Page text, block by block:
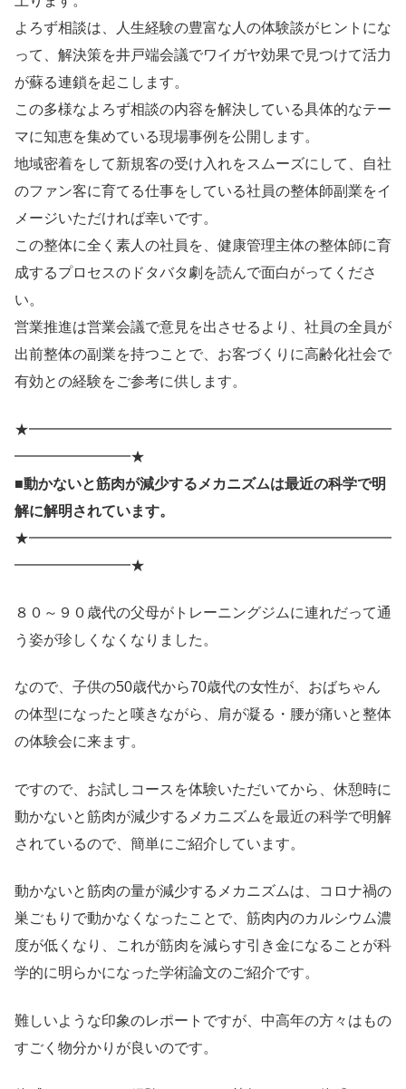
よろず相談は、人生経験の豊富な人の体験談がヒントにな
って、解決策を井戸端会議でワイガヤ効果で見つけて活力
が蘇る連鎖を起こします。
この多様なよろず相談の内容を解決している具体的なテー
マに知恵を集めている現場事例を公開します。
地域密着をして新規客の受け入れをスムーズにして、自社
のファン客に育てる仕事をしている社員の整体師副業をイ
メージいただければ幸いです。
この整体に全く素人の社員を、健康管理主体の整体師に育
成するプロセスのドタバタ劇を読んで面白がってくださ
い。
営業推進は営業会議で意見を出させるより、社員の全員が
出前整体の副業を持つことで、お客づくりに高齢化社会で
有効との経験をご参考に供します。
★━━━━━━━━━━━━━━━━━━━━━━━━━
━━━━━━━━★
■動かないと筋肉が減少するメカニズムは最近の科学で明
解に解明されています。
★━━━━━━━━━━━━━━━━━━━━━━━━━
━━━━━━━━★
８０～９０歳代の父母がトレーニングジムに連れだって通
う姿が珍しくなくなりました。
なので、子供の50歳代から70歳代の女性が、おばちゃん
の体型になったと嘆きながら、肩が凝る・腰が痛いと整体
の体験会に来ます。
ですので、お試しコースを体験いただいてから、休憩時に
動かないと筋肉が減少するメカニズムを最近の科学で明解
されているので、簡単にご紹介しています。
動かないと筋肉の量が減少するメカニズムは、コロナ禍の
巣ごもりで動かなくなったことで、筋肉内のカルシウム濃
度が低くなり、これが筋肉を減らす引き金になることが科
学的に明らかになった学術論文のご紹介です。
難しいような印象のレポートですが、中高年の方々はもの
すごく物分かりが良いのです。